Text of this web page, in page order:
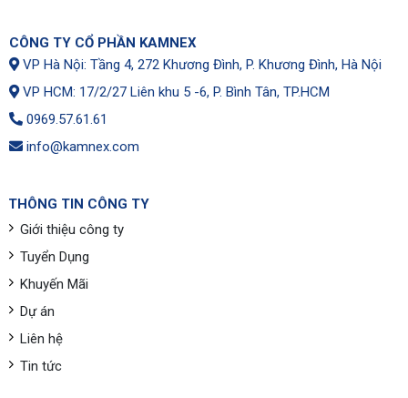
CÔNG TY CỔ PHẦN KAMNEX
VP Hà Nội: Tầng 4, 272 Khương Đình, P. Khương Đình, Hà Nội
VP HCM: 17/2/27 Liên khu 5 -6, P. Bình Tân, TP.HCM
0969.57.61.61
info@kamnex.com
THÔNG TIN CÔNG TY
Giới thiệu công ty
Tuyển Dụng
Khuyến Mãi
Dự án
Liên hệ
Tin tức